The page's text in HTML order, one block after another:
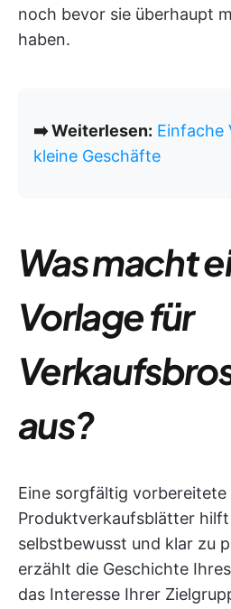
noch bevor sie überhaupt
haben.
➡️ Weiterlesen: Einfache
kleine Geschäfte
Was macht
Vorlage für
aus?
Eine sorgfältig vorbereitete
Produktverkaufsblätter
selbstbewusst und klar zu
erzählt die Geschichte
das Interesse Ihrer